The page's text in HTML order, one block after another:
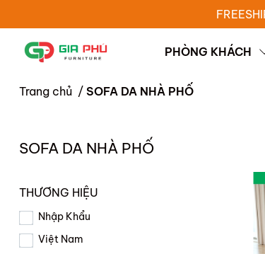
PHÒNG KHÁCH
Trang chủ / SOFA DA NHÀ PHỐ
SOFA DA NHÀ PHỐ
THƯƠNG HIỆU
Nhập Khẩu
Việt Nam